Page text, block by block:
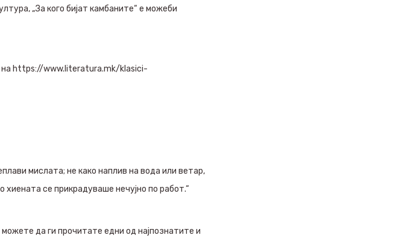
„За кого бијат камбаните“ е можеби
на https://www.literatura.mk/klasici-
мислата; не како наплив на вода или ветар,
се прикрадуваше нечујно по работ.“
да ги прочитате едни од најпознатите и